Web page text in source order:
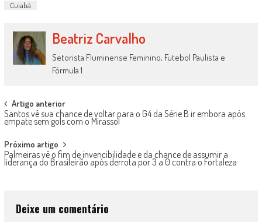
Cuiabá
Beatriz Carvalho
Setorista Fluminense Feminino, Futebol Paulista e
Fórmula 1
Post
navigation
Artigo anterior
Santos vê sua chance de voltar para o G4 da Série B ir embora após
empate sem gols com o Mirassol
Próximo artigo
Palmeiras vê o fim de invencibilidade e da chance de assumir a
liderança do Brasileirão após derrota por 3 a 0 contra o Fortaleza
Deixe um comentário